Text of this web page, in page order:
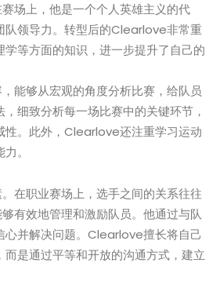
场上，他是一个个人英雄主义的代
队领导力。转型后的Clearlove非常重
等方面的知识，进一步提升了自己的
能够从宏观的角度分析比赛，给队员
细致分析每一场比赛中的关键环节，
性。此外，Clearlove还注重学习运动
。
在职业赛场上，选手之间的关系往往
有效地管理和激励队员。他通过与队
心并解决问题。Clearlove擅长将自己
是通过平等和开放的沟通方式，建立